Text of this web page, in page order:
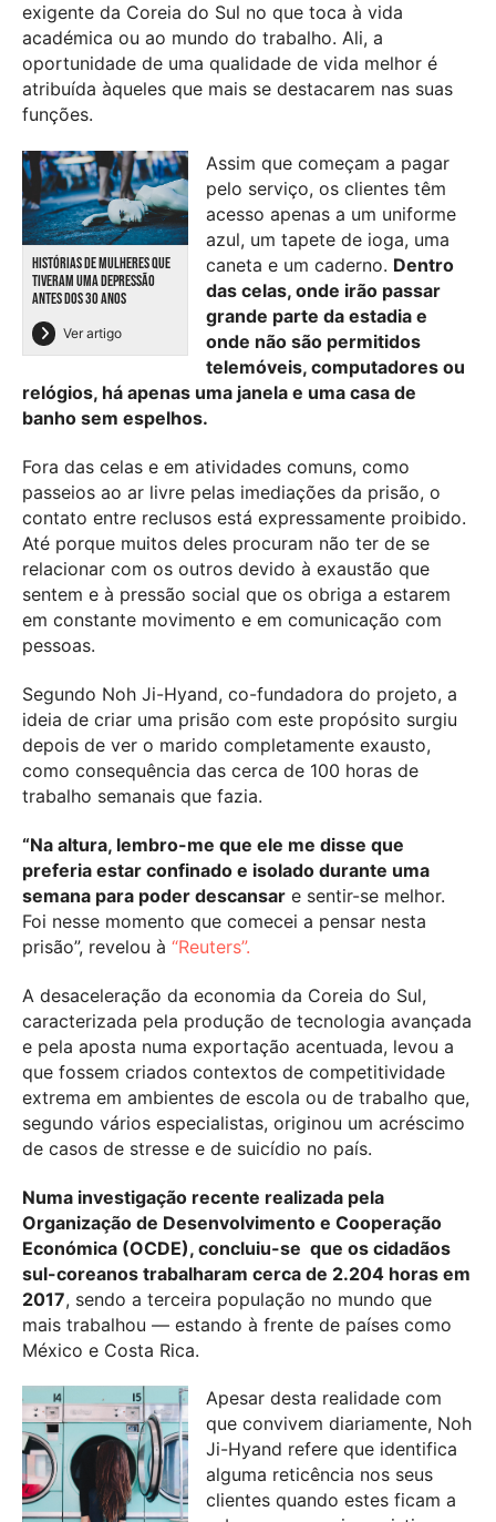
exigente da Coreia do Sul no que toca à vida
académica ou ao mundo do trabalho. Ali, a
oportunidade de uma qualidade de vida melhor é
atribuída àqueles que mais se destacarem nas suas
funções.
HISTÓRIAS DE MULHERES QUE
TIVERAM UMA DEPRESSÃO
ANTES DOS 30 ANOS
Ver artigo
Assim que começam a pagar
pelo serviço, os clientes têm
acesso apenas a um uniforme
azul, um tapete de ioga, uma
caneta e um caderno. Dentro
das celas, onde irão passar
grande parte da estadia e
onde não são permitidos
telemóveis, computadores ou
relógios, há apenas uma janela e uma casa de
banho sem espelhos.
Fora das celas e em atividades comuns, como
passeios ao ar livre pelas imediações da prisão, o
contato entre reclusos está expressamente proibido.
Até porque muitos deles procuram não ter de se
relacionar com os outros devido à exaustão que
sentem e à pressão social que os obriga a estarem
em constante movimento e em comunicação com
pessoas.
Segundo Noh Ji-Hyand, co-fundadora do projeto, a
ideia de criar uma prisão com este propósito surgiu
depois de ver o marido completamente exausto,
como consequência das cerca de 100 horas de
trabalho semanais que fazia.
“Na altura, lembro-me que ele me disse que
preferia estar confinado e isolado durante uma
semana para poder descansar e sentir-se melhor.
Foi nesse momento que comecei a pensar nesta
prisão”, revelou à “Reuters”.
A desaceleração da economia da Coreia do Sul,
caracterizada pela produção de tecnologia avançada
e pela aposta numa exportação acentuada, levou a
que fossem criados contextos de competitividade
extrema em ambientes de escola ou de trabalho que,
segundo vários especialistas, originou um acréscimo
de casos de stresse e de suicídio no país.
Numa investigação recente realizada pela
Organização de Desenvolvimento e Cooperação
Económica (OCDE), concluiu-se que os cidadãos
sul-coreanos trabalharam cerca de 2.204 horas em
2017, sendo a terceira população no mundo que
mais trabalhou — estando à frente de países como
México e Costa Rica.
Apesar desta realidade com
que convivem diariamente, Noh
Ji-Hyand refere que identifica
alguma reticência nos seus
clientes quando estes ficam a